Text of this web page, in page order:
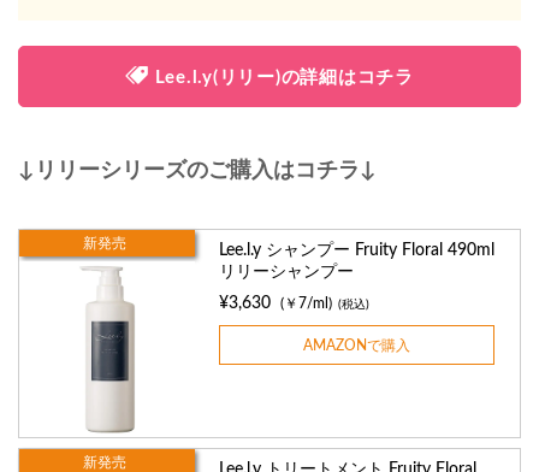
Lee.l.y(リリー)の詳細はコチラ
↓リリーシリーズのご購入はコチラ↓
新発売
Lee.l.y シャンプー Fruity Floral 490ml
リリーシャンプー
¥3,630
(￥7/ml) (税込)
AMAZONで購入
新発売